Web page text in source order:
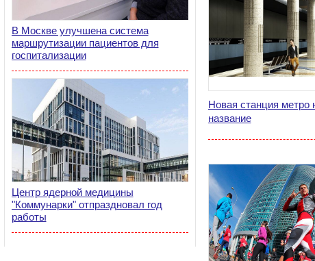
В Москве улучшена система
маршрутизации пациентов для
госпитализации
Центр ядерной медицины
"Коммунарки" отпраздновал год
работы
Новая станция
название